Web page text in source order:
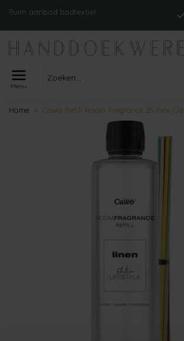
aanbod badtextiel
Menu
Home Cawö Refill Room Fregrance 25 Pine/